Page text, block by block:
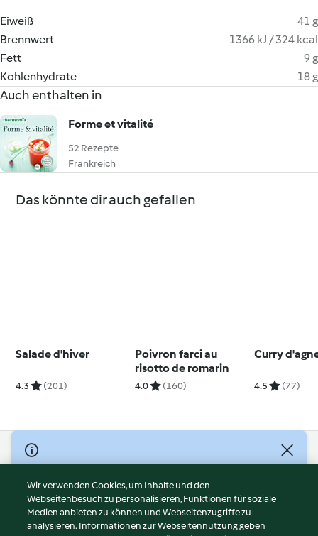
Eiweiß
41 g
Brennwert
1366 kJ / 324 kcal
Fett
9 g
Kohlenhydrate
18 g
Auch enthalten in
Forme et vitalité
52 Rezepte
Frankreich
Das könnte dir auch gefallen
Salade d'hiver
4.3 (201)
Poivron farci au
risotto de romarin
4.0 (160)
Curry
4.5 (77)
© Copyright 2026
Nutzungsbedingungen
Datenschutzrichtlinien
Disclaimer
Wir verwenden Cookies, um Inhalte und den
Webseitenbesuch zu personalisieren, Funktionen für soziale
Medien anbieten zu können und Webseitenzugriffe zu
analysieren. Informationen zur Webseitennutzung geben